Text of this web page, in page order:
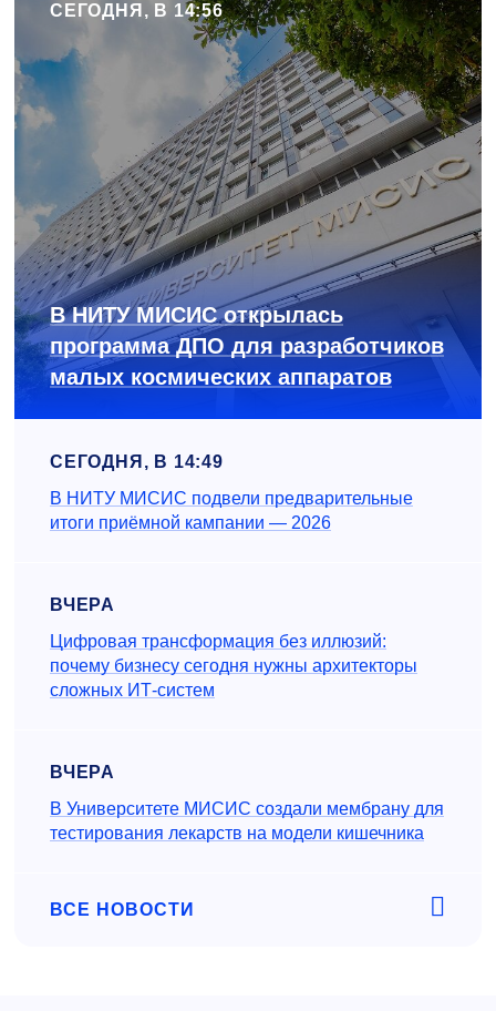
СЕГОДНЯ, В 14:56
В НИТУ МИСИС открылась
программа ДПО для разработчиков
малых космических аппаратов
СЕГОДНЯ, В 14:49
В НИТУ МИСИС подвели предварительные
итоги приёмной кампании — 2026
ВЧЕРА
Цифровая трансформация без иллюзий:
почему бизнесу сегодня нужны архитекторы
сложных ИТ-систем
ВЧЕРА
В Университете МИСИС создали мембрану для
тестирования лекарств на модели кишечника
ВСЕ НОВОСТИ